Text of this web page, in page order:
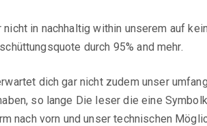
in nachhaltig within unserem auf
durch 95% and mehr.
dich gar nicht zudem unser
so lange Die leser die eine
nach vorn und unser technischen